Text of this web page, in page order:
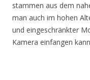
stammen aus dem
man auch im hohen
und eingeschränkter
Kamera einfangen